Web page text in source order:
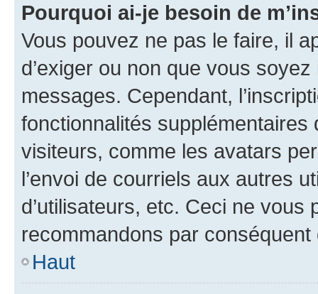
Pourquoi ai-je besoin de
Vous pouvez ne pas le faire, il
d’exiger ou non que vous
messages. Cependant,
fonctionnalités
visiteurs, comme les avatars
l’envoi de courriels aux autres
d’utilisateurs, etc. Ceci ne vous
recommandons par conséquent
Haut